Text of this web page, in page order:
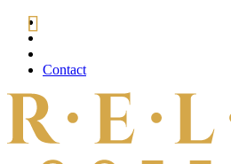
Contact